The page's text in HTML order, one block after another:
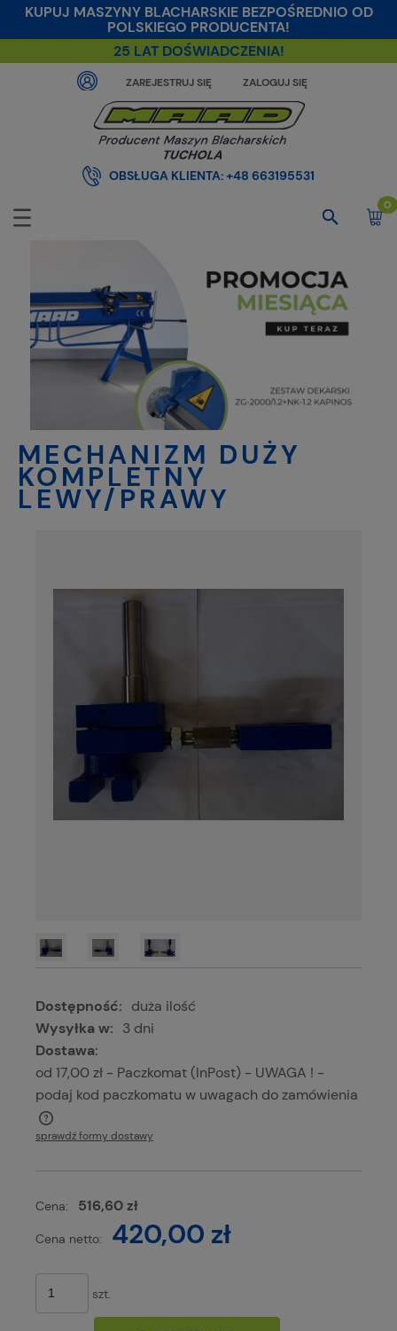
KUPUJ MASZYNY BLACHARSKIE BEZPOŚREDNIO OD
POLSKIEGO PRODUCENTA!
25 LAT DOŚWIADCZENIA!
ZAREJESTRUJ SIĘ ZALOGUJ SIĘ
OBSŁUGA KLIENTA:+48 663195531
MECHANIZM DUŻY
KOMPLETNY
LEWY/PRAWY
Dostępność: duża ilość
Wysyłka w: 3 dni
Dostawa:
od 17,00 zł - Paczkomat (InPost) - UWAGA ! -
podaj kod paczkomatu w uwagach do zamówienia
Cena nie zawiera ewentualnych kosztów płatności
sprawdź formy dostawy
Cena: 516,60 zł
Cena netto: 420,00 zł
szt.